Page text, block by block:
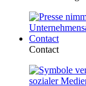
Contact
Contact